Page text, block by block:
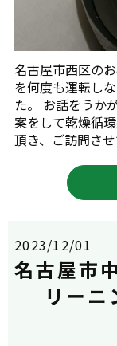
名古屋市西区の
を何度も運転し
た。 お話をうか
案をして乾燥循
頂き、ご訪問さ
2023/12/01
名古屋市
リー